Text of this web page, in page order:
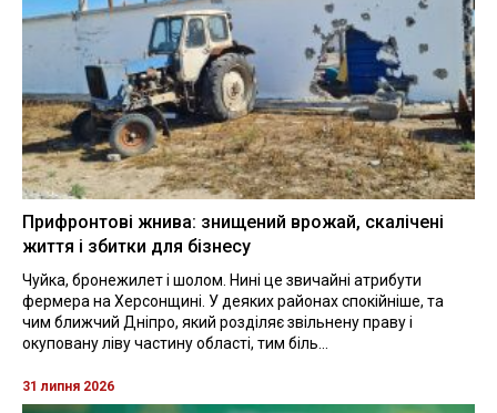
Прифронтові жнива: знищений врожай, скалічені
життя і збитки для бізнесу
Чуйка, бронежилет і шолом. Нині це звичайні атрибути
фермера на Херсонщині. У деяких районах спокійніше, та
чим ближчий Дніпро, який розділяє звільнену праву і
окуповану ліву частину області, тим біль...
31 липня 2026